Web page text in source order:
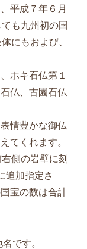
平成７年６月
も九州初の国
にもおよび、
ホキ石仏第１
仏、古園石仏
情豊かな御仏
てくれます。
側の岩壁に刻
追加指定さ
宝の数は合計
です。